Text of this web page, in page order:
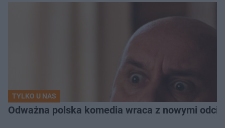
TYLKO U NAS
Odważna polska komedia wraca z nowymi